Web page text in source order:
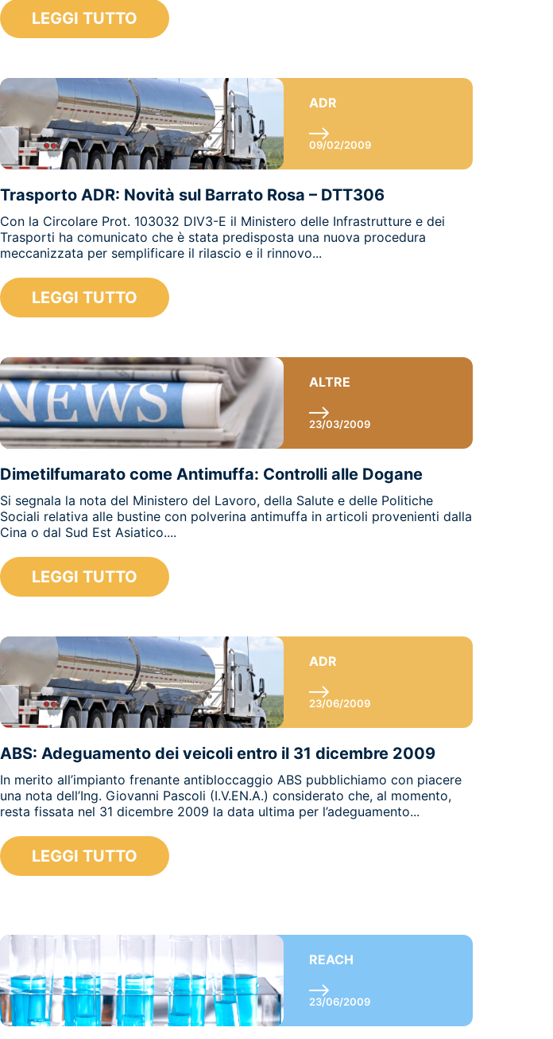
LEGGI TUTTO
ADR
09/02/2009
Trasporto ADR: Novità sul Barrato Rosa – DTT306
Con la Circolare Prot. 103032 DIV3-E il Ministero delle Infrastrutture e dei
Trasporti ha comunicato che è stata predisposta una nuova procedura
meccanizzata per semplificare il rilascio e il rinnovo...
LEGGI TUTTO
ALTRE
23/03/2009
Dimetilfumarato come Antimuffa: Controlli alle Dogane
Si segnala la nota del Ministero del Lavoro, della Salute e delle Politiche
Sociali relativa alle bustine con polverina antimuffa in articoli provenienti dalla
Cina o dal Sud Est Asiatico....
LEGGI TUTTO
ADR
23/06/2009
ABS: Adeguamento dei veicoli entro il 31 dicembre 2009
In merito all’impianto frenante antibloccaggio ABS pubblichiamo con piacere
una nota dell’Ing. Giovanni Pascoli (I.V.EN.A.) considerato che, al momento,
resta fissata nel 31 dicembre 2009 la data ultima per l’adeguamento...
LEGGI TUTTO
REACH
23/06/2009